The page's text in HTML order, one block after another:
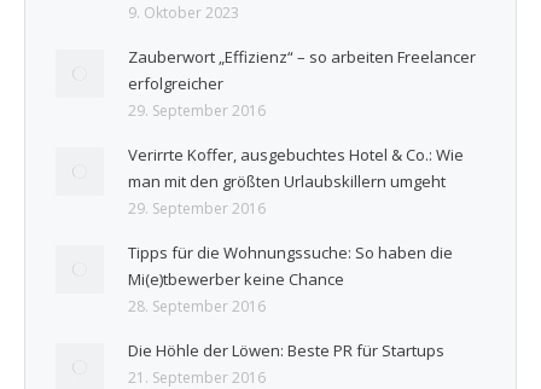
9. Oktober 2023
Zauberwort „Effizienz“ – so arbeiten Freelancer
erfolgreicher
29. September 2016
Verirrte Koffer, ausgebuchtes Hotel & Co.: Wie
man mit den größten Urlaubskillern umgeht
29. September 2016
Tipps für die Wohnungssuche: So haben die
Mi(e)tbewerber keine Chance
28. September 2016
Die Höhle der Löwen: Beste PR für Startups
21. September 2016